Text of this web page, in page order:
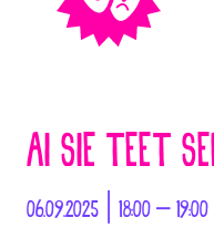
AI SIE TEET
06.09.2025 | 18:00 – 19:00 |